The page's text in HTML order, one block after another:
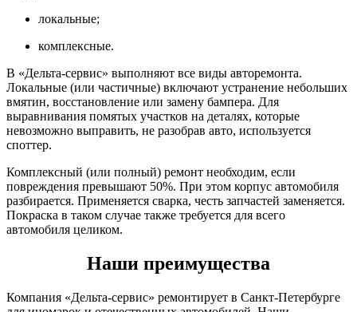
локальные;
комплексные.
В «Дельта-сервис» выполняют все виды авторемонта.
Локальные (или частичные) включают устранение небольших
вмятин, восстановление или замену бампера. Для
выравнивания помятых участков на деталях, которые
невозможно выправить, не разобрав авто, используется
споттер.
Комплексный (или полный) ремонт необходим, если
повреждения превышают 50%. При этом корпус автомобиля
разбирается. Применяется сварка, честь запчастей заменяется.
Покраска в таком случае также требуется для всего
автомобиля целиком.
Наши преимущества
Компания «Дельта-сервис» ремонтирует в Санкт-Петербурге